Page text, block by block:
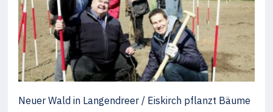
Neuer Wald in Langendreer / Eiskirch pflanzt Bäume